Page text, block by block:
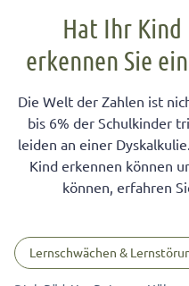
Hat Ihr Kind
erkennen Sie
Die Welt der Zahlen ist
bis 6% der Schulkinder
leiden an einer
Kind erkennen können
können, erfahren
Lernschwächen &